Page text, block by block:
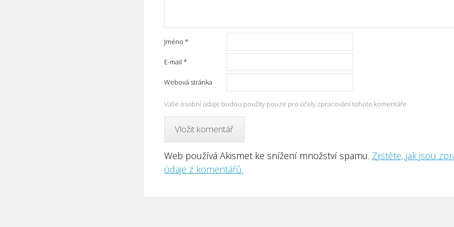
Jméno *
E-mail *
Webová stránka
Vaše osobní údaje budou použity pouze pro účely zpracování tohoto komentáře.
Web používá Akismet ke snížení množství spamu. Zjistěte, jak jsou
údaje z komentářů.